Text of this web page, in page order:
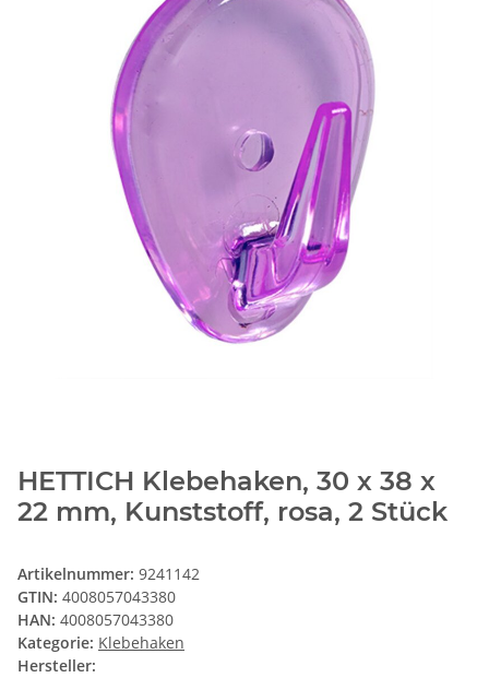
HETTICH Klebehaken, 30 x 38 x
22 mm, Kunststoff, rosa, 2 Stück
Artikelnummer: 9241142
GTIN: 4008057043380
HAN: 4008057043380
Kategorie: Klebehaken
Hersteller: